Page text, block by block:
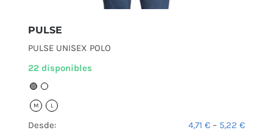
PULSE
PULSE UNISEX POLO
22 disponibles
M L
Desde: 4,71 € – 5,22 €